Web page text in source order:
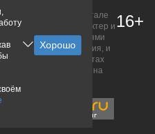
размещенная на портале
характер и
положениями
и полного описания, и
уточняйте на сайтах
право на
16+